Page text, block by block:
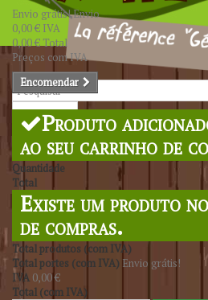
Pesquisar
Envio grátis!Envio
0,00 € IVA
0,00 €Total
Preços com IVA
Encomendar
Produto
ao seu carrinho de
Quantidade
Total
Existe um produto
de compras.
Total produtos (com IVA)
Total portes (com IVA) Envio grátis!
IVA 0,00 €
Total (com IVA)